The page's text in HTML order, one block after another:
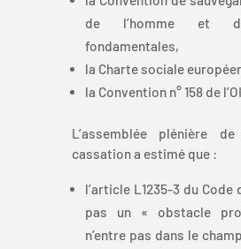
de l’homme et
fondamentales,
la Charte sociale
la Convention n° 158 de
L’assemblée plénière
cassation a estimé que :
l’article L1235-3 du Code
pas un « obstacle
n’entre pas dans le